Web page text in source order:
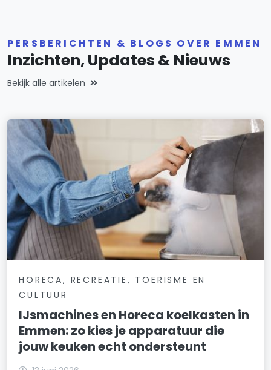
PERSBERICHTEN & BLOGS OVER EMMEN
Inzichten, Updates & Nieuws
Bekijk alle artikelen
HORECA, RECREATIE, TOERISME EN
CULTUUR
IJsmachines en Horeca koelkasten in
Emmen: zo kies je apparatuur die
jouw keuken echt ondersteunt